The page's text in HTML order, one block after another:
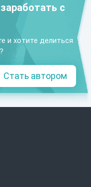
с
и хотите делиться
Стать автором